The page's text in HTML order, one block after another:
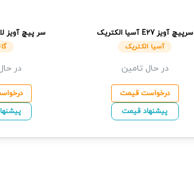
سرپیچ آویز E27 آسیا الکتریک
آسیا الکتریک
در حال تامین
درخواست قیمت
پیشنهاد قیمت
سر پیچ آویز
در